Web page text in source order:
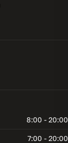
8:00 - 20:00
7:00 - 20:00